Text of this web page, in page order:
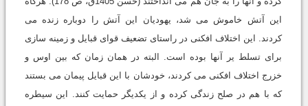
این آتش خاموش می شد، یهودیان این آتش را دوباره زنده می
کردند. این اختلاف افکنی در راستای تضعیف قوای قبایل و زمینه سازی
برای تسلط یر آنها بوده است. البته در همان زمان که بین اوس و
خزرج اختلاف افکنی می کردند، خودشان با این قبایل پیمان می بستند
که با هم در صلح زندگی کرده و از یکدیگر حمایت کنند. این سیطره